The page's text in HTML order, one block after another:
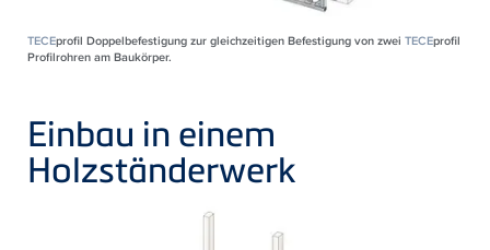
TECEprofil Doppelbefestigung zur gleichzeitigen Befestigung von zwei TECEprofil
Profilrohren am Baukörper.
Einbau in einem
Holzständerwerk